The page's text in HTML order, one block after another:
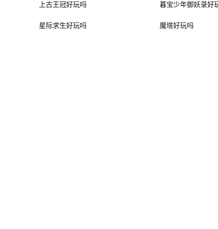
上古王冠好玩吗 暮宝少年御妖录好
星际求生好玩吗 魔塔好玩吗